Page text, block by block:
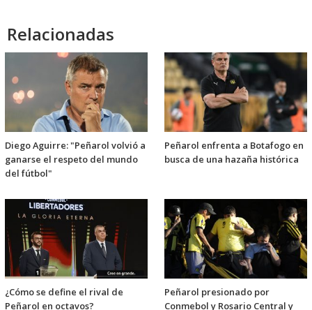
Relacionadas
Diego Aguirre: "Peñarol volvió a
ganarse el respeto del mundo
del fútbol"
Peñarol enfrenta a Botafogo en
busca de una hazaña histórica
¿Cómo se define el rival de
Peñarol en octavos?
Peñarol presionado por
Conmebol y Rosario Central y